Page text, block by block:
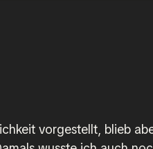
vorgestellt, blieb